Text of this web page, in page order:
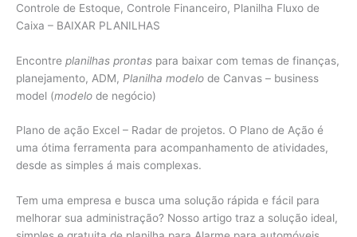
Controle de Estoque, Controle Financeiro, Planilha Fluxo de
Caixa – BAIXAR PLANILHAS
Encontre planilhas prontas para baixar com temas de finanças,
planejamento, ADM, Planilha modelo de Canvas – business
model (modelo de negócio)
Plano de ação Excel – Radar de projetos. O Plano de Ação é
uma ótima ferramenta para acompanhamento de atividades,
desde as simples á mais complexas.
Tem uma empresa e busca uma solução rápida e fácil para
melhorar sua administração? Nosso artigo traz a solução ideal,